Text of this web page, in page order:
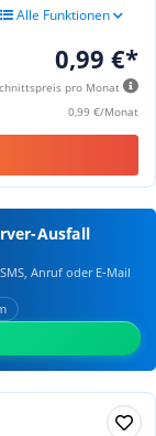
Alle Funktionen
0,99 €*
pro Monat
0,99 €/Monat
Ausfall
Anruf oder E‑Mail